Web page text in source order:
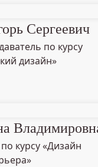
Сергеевич
по курсу
дизайн»
курсу «Дизайн